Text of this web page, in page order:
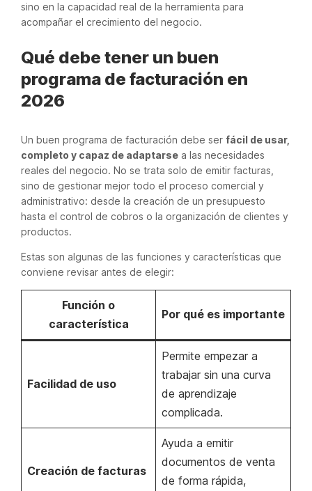
sino en la capacidad real de la herramienta para
acompañar el crecimiento del negocio.
Qué debe tener un buen
programa de facturación en
2026
Un buen programa de facturación debe ser fácil de usar,
completo y capaz de adaptarse a las necesidades
reales del negocio. No se trata solo de emitir facturas,
sino de gestionar mejor todo el proceso comercial y
administrativo: desde la creación de un presupuesto
hasta el control de cobros o la organización de clientes y
productos.
Estas son algunas de las funciones y características que
conviene revisar antes de elegir:
Función o
característica
Por qué es importante
Facilidad de uso
Permite empezar a
trabajar sin una curva
de aprendizaje
complicada.
Creación de facturas
Ayuda a emitir
documentos de venta
de forma rápida,